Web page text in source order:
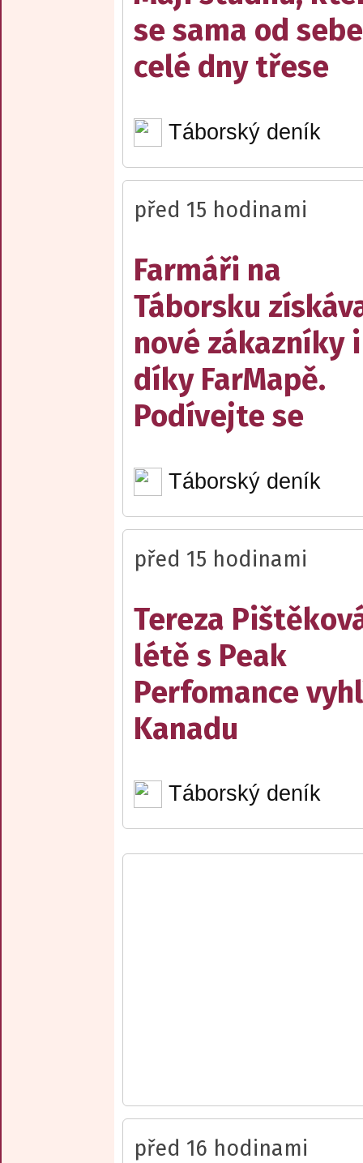
se sama od sebe
celé dny třese
Táborský deník
před 15 hodinami
Farmáři na
Táborsku
nové zákazníky i
díky FarMapě.
Podívejte se
Táborský deník
před 15 hodinami
Tereza
létě s Peak
Perfomance
Kanadu
Táborský deník
před 16 hodinami